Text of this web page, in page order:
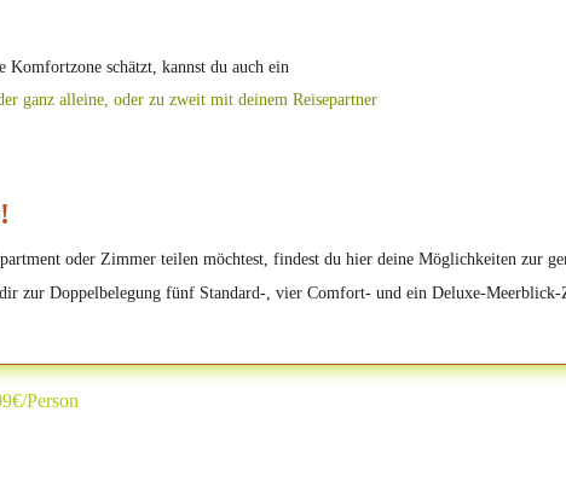
schätzt, kannst du auch ein
ganz alleine, oder zu zweit mit deinem Reisepartner
oder Zimmer teilen möchtest, findest du hier deine Möglichkeiten zur
zur Doppelbelegung fünf Standard-, vier Comfort- und ein Deluxe-
Person